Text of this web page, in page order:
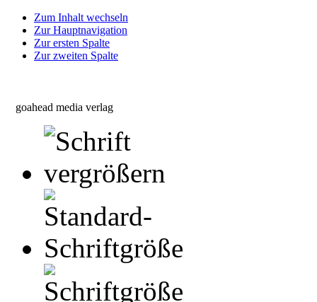
Zum Inhalt wechseln
Zur Hauptnavigation
Zur ersten Spalte
Zur zweiten Spalte
goahead media verlag